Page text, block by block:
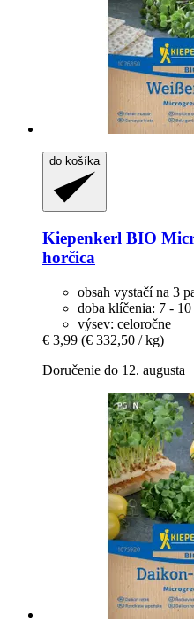
do košíka
Kiepenkerl BIO
horčica
obsah vystačí na 3
doba klíčenia: 7 -
výsev: celoročne
€ 3,99 (€ 332,50 / kg)
Doručenie do 12. augusta